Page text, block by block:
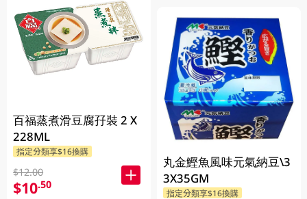
百福蒸煮滑豆腐孖裝 2 X
228ML
指定分類享$16換購
$12.00
$10.50
丸金鰹魚風味元氣納豆\3
3X35GM
指定分類享$16換購